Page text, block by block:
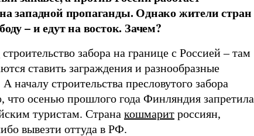
западной пропаганды. Однако жители стран
– и едут на восток. Зачем?
строительство забора на границе с Россией – там
ставить заграждения и разнообразные
началу строительства пресловутого забора
что осенью прошлого года Финляндия запретила
туристам. Страна кошмарит россиян,
вывезти оттуда в РФ.